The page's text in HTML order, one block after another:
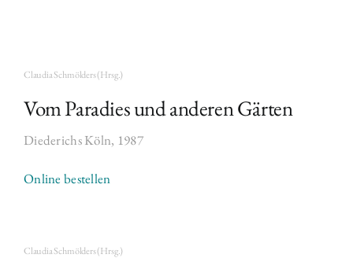
Claudia Schmölders (Hrsg.)
Vom Paradies und anderen Gärten
Diederichs Köln, 1987
Online bestellen
Claudia Schmölders (Hrsg.)